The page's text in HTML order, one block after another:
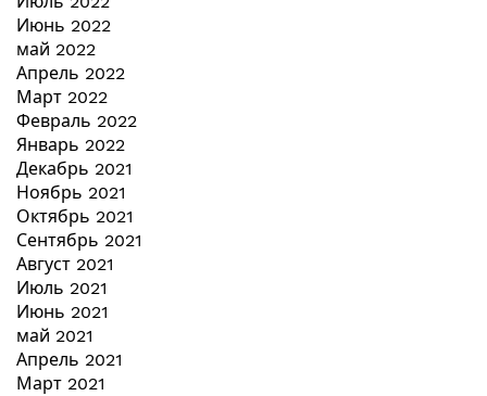
Июнь 2022
май 2022
Апрель 2022
Март 2022
Февраль 2022
Январь 2022
Декабрь 2021
Ноябрь 2021
Октябрь 2021
Сентябрь 2021
Август 2021
Июль 2021
Июнь 2021
май 2021
Апрель 2021
Март 2021